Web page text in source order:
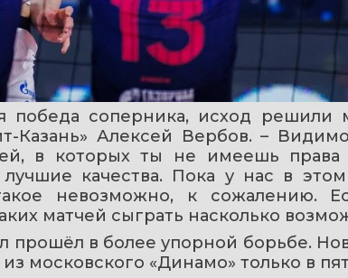
победа соперника, исход решили
Казань» Алексей Вербов. –
в которых ты не имеешь
лучшие качества. Пока у нас в
невозможно, к сожалению.
матчей сыграть насколько
прошёл в более упорной борьбе.
московского «Динамо» только в